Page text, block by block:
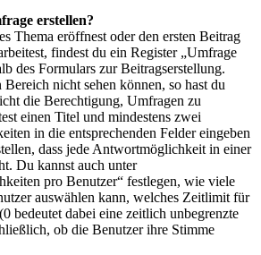
erstellen?
Thema eröffnest oder den ersten Beitrag
findest du ein Register „Umfrage
des Formulars zur Beitragserstellung.
Bereich nicht sehen können, so hast du
die Berechtigung, Umfragen zu
einen Titel und mindestens zwei
in die entsprechenden Felder eingeben
dass jede Antwortmöglichkeit in einer
Du kannst auch unter
pro Benutzer“ festlegen, wie viele
auswählen kann, welches Zeitlimit für
bedeutet dabei eine zeitlich unbegrenzte
ob die Benutzer ihre Stimme